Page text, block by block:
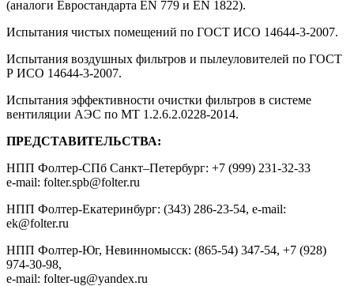
(аналоги Евростандарта EN 779 и EN 1822).
Испытания чистых помещений по ГОСТ ИСО 14644-3-2007.
Испытания воздушных фильтров и пылеуловителей по ГОСТ
Р ИСО 14644-3-2007.
Испытания эффективности очистки фильтров в системе
вентиляции АЭС по МТ 1.2.6.2.0228-2014.
ПРЕДСТАВИТЕЛЬСТВА:
НПП Фолтер-СПб Санкт–Петербург: +7 (999) 231-32-33
e-mail: folter.spb@folter.ru
НПП Фолтер-Екатеринбург: (343) 286-23-54, e-mail:
ek@folter.ru
НПП Фолтер-Юг, Невинномысск: (865-54) 347-54, +7 (928)
974-30-98,
e-mail: folter-ug@yandex.ru